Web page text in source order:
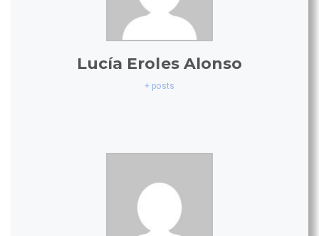
Lucía Eroles Alonso
+ posts